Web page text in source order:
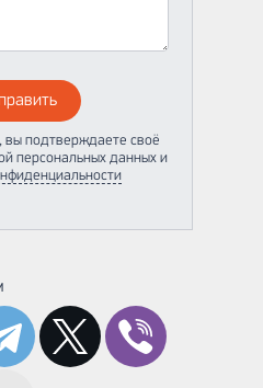
вы подтверждаете своё
персональных данных и